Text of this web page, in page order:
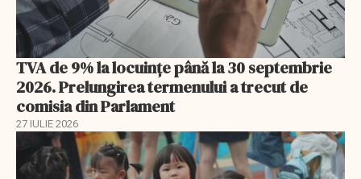
TVA de 9% la locuințe până la 30 septembrie
2026. Prelungirea termenului a trecut de
comisia din Parlament
27 IULIE 2026